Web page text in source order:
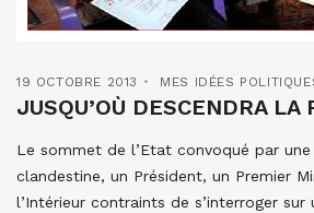
19 OCTOBRE 2013 MES IDÉES
JUSQU’OÙ DESCENDRA LA
Le sommet de l’Etat convoqué par une
clandestine, un Président, un Premier
l’Intérieur contraints de s’interroger sur